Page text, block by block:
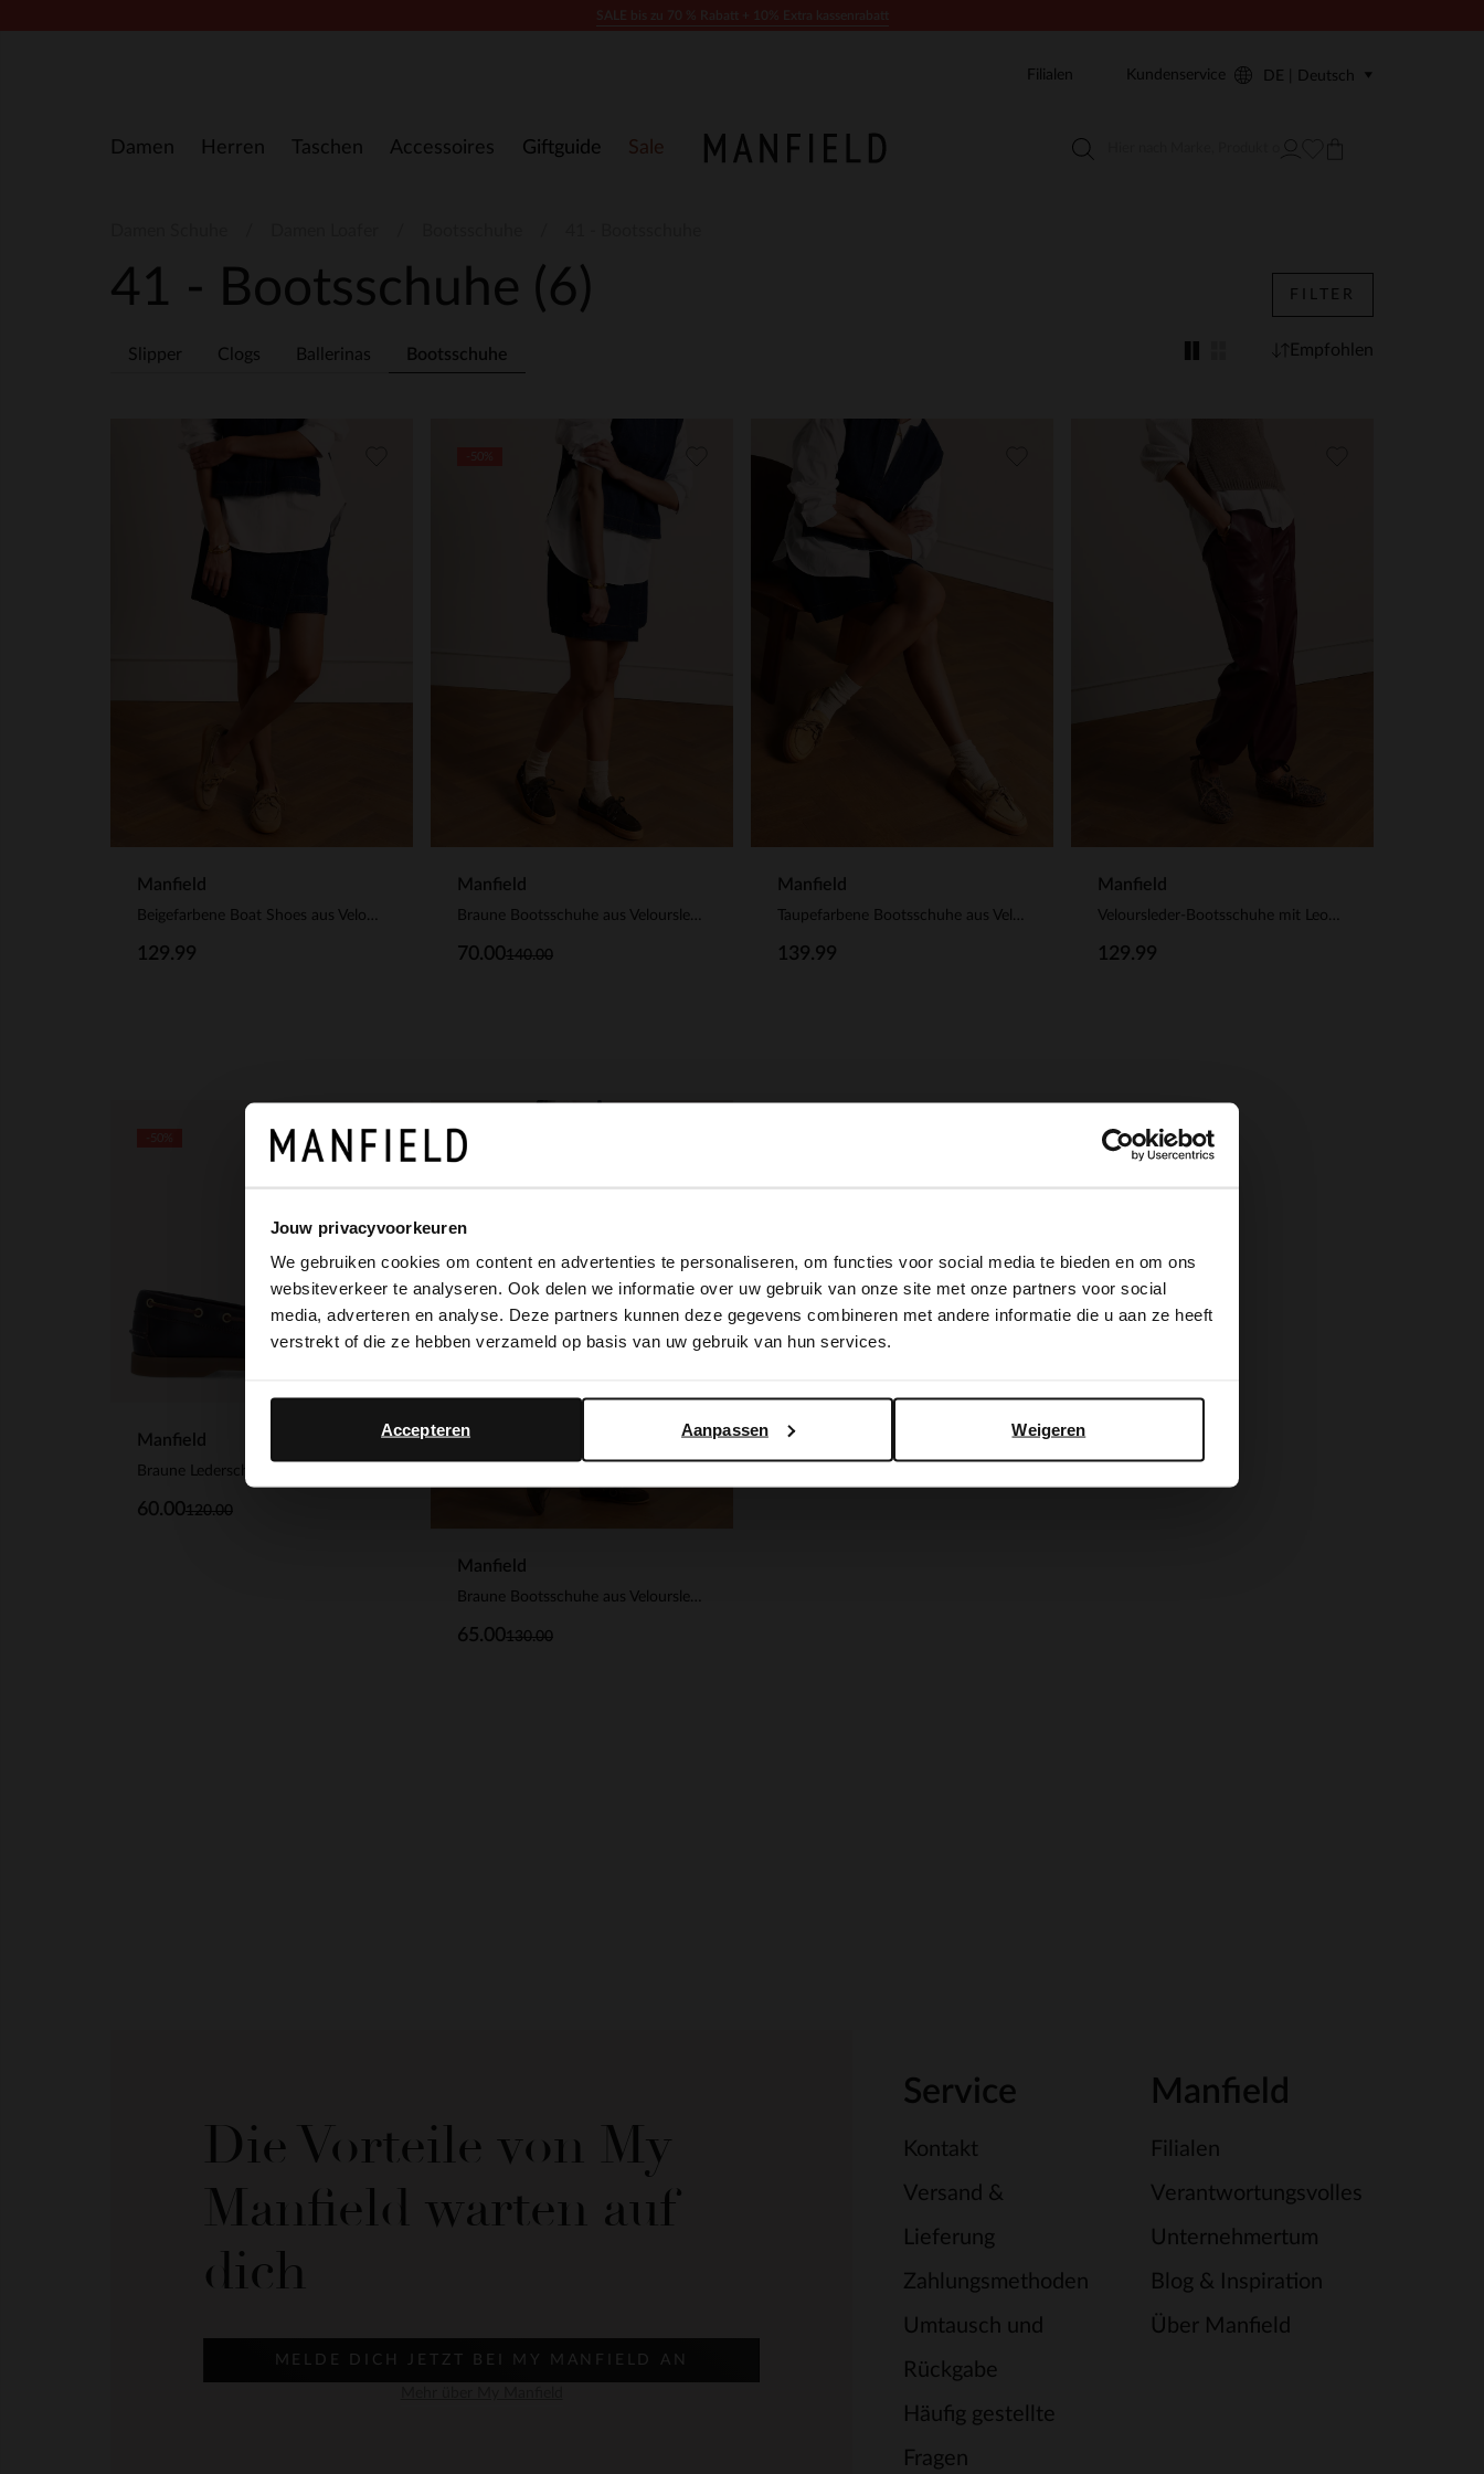
Jouw privacyvoorkeuren
We gebruiken cookies om content en advertenties te personaliseren, om functies voor social media te bieden en om ons
websiteverkeer te analyseren. Ook delen we informatie over uw gebruik van onze site met onze partners voor social
media, adverteren en analyse. Deze partners kunnen deze gegevens combineren met andere informatie die u aan ze heeft
verstrekt of die ze hebben verzameld op basis van uw gebruik van hun services.
Weigeren
Aanpassen
Accepteren
Damen Herren Taschen Accessoires Giftguide Sale
Filialen Kundenservice DE | Deutsch
41 - Bootsschuhe (6)
Slipper Clogs Ballerinas Bootsschuhe
FILTER
Empfohlen
Manfield
129.99
Manfield
140.00
70.00
Manfield
139.99
Manfield
129.99
Manfield
Braune Lederschnürschuhe
120.00
60.00
Manfield
130.00
65.00
-50%
Die Vorteile von My
Manfield warten auf
dich
MELDE DICH JETZT BEI MY MANFIELD AN
Service
Kontakt
Versand &
Lieferung
Zahlungsmethoden
Umtausch und
Rückgabe
Häufig gestellte
Fragen
Manfield
Filialen
Verantwortungsvolles
Unternehmertum
Blog & Inspiration
Über Manfield
×
It looks like your language isn't Dutch. Would you like to